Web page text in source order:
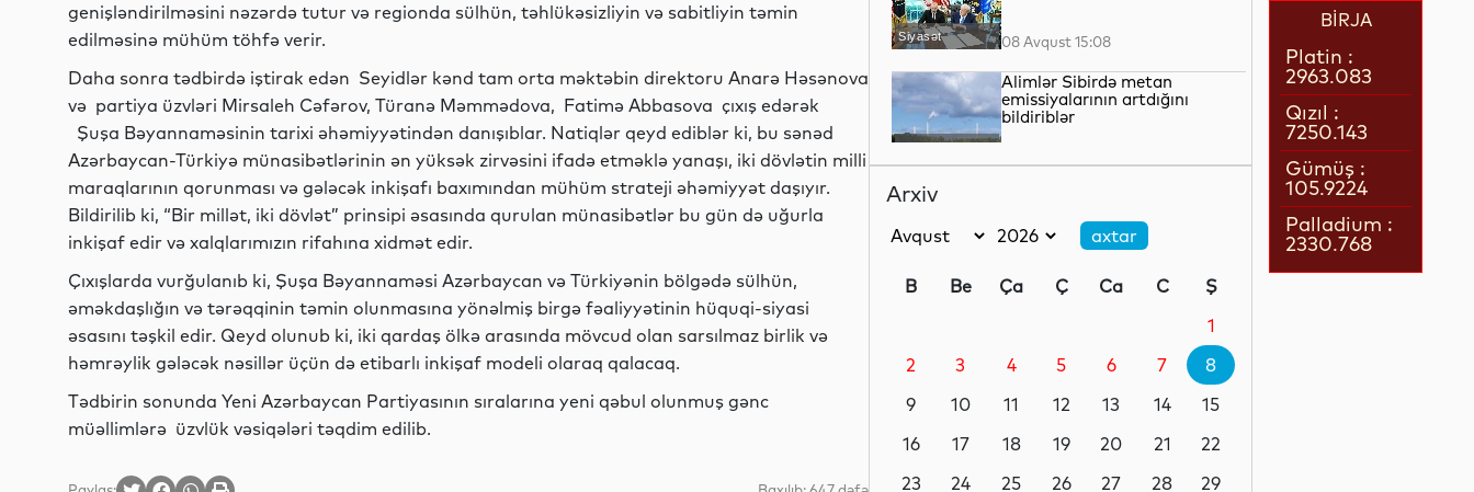
genişləndirilməsini nəzərdə tutur və regionda sülhün, təhlükəsizliyin və sabitliyin təmin
edilməsinə mühüm töhfə verir.
Daha sonra tədbirdə iştirak edən Seyidlər kənd tam orta məktəbin direktoru Anarə Həsənova
və partiya üzvləri Mirsaleh Cəfərov, Türanə Məmmədova, Fatimə Abbasova çıxış edərək
Şuşa Bəyannaməsinin tarixi əhəmiyyətindən danışıblar. Natiqlər qeyd ediblər ki, bu sənəd
Azərbaycan-Türkiyə münasibətlərinin ən yüksək zirvəsini ifadə etməklə yanaşı, iki dövlətin milli
maraqlarının qorunması və gələcək inkişafı baxımından mühüm strateji əhəmiyyət daşıyır.
Bildirilib ki, “Bir millət, iki dövlət” prinsipi əsasında qurulan münasibətlər bu gün də uğurla
inkişaf edir və xalqlarımızın rifahına xidmət edir.
Çıxışlarda vurğulanıb ki, Şuşa Bəyannaməsi Azərbaycan və Türkiyənin bölgədə sülhün,
əməkdaşlığın və tərəqqinin təmin olunmasına yönəlmiş birgə fəaliyyətinin hüquqi-siyasi
əsasını təşkil edir. Qeyd olunub ki, iki qardaş ölkə arasında mövcud olan sarsılmaz birlik və
həmrəylik gələcək nəsillər üçün də etibarlı inkişaf modeli olaraq qalacaq.
Tədbirin sonunda Yeni Azərbaycan Partiyasının sıralarına yeni qəbul olunmuş gənc
müəllimlərə üzvlük vəsiqələri təqdim edilib.
Siyasət 08 Avqust 15:08
Dünya
Alimlər Sibirdə metan
emissiyalarının artdığını
bildiriblər
Prezidenti İlham Əliyevə zəng
edib
Dünya
borcları rekord həddə çatıb
08 Avqust 12:17
Elm
SDU rektorundan sumqayıtlı
08 Avqust 12:06
Arxiv
B Be Ça Ç Ca C
Ş
1
2
3 4 5 6 7
8
9
10 11 12 13 14
15
16
17 18 19 20 21
22
23
24 25 26 27 28
29
BİRJA
Platin :
2963.083
Qızıl :
7250.143
Gümüş :
105.9224
Palladium :
2330.768